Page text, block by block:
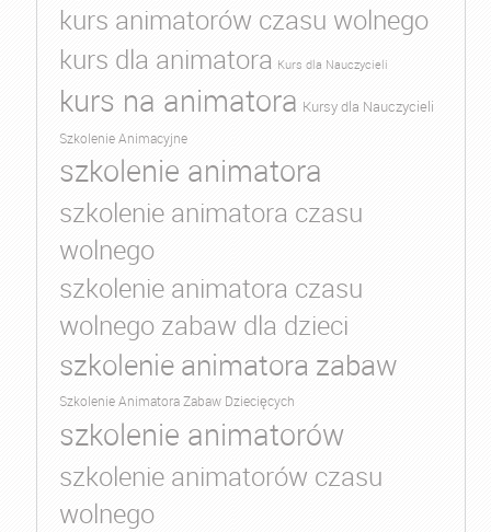
kurs animatorów czasu wolnego
kurs dla animatora Kurs dla Nauczycieli
kurs na animatora Kursy dla Nauczycieli
Szkolenie Animacyjne
szkolenie animatora
szkolenie animatora czasu
wolnego
szkolenie animatora czasu
wolnego zabaw dla dzieci
szkolenie animatora zabaw
Szkolenie Animatora Zabaw Dziecięcych
szkolenie animatorów
szkolenie animatorów czasu
wolnego